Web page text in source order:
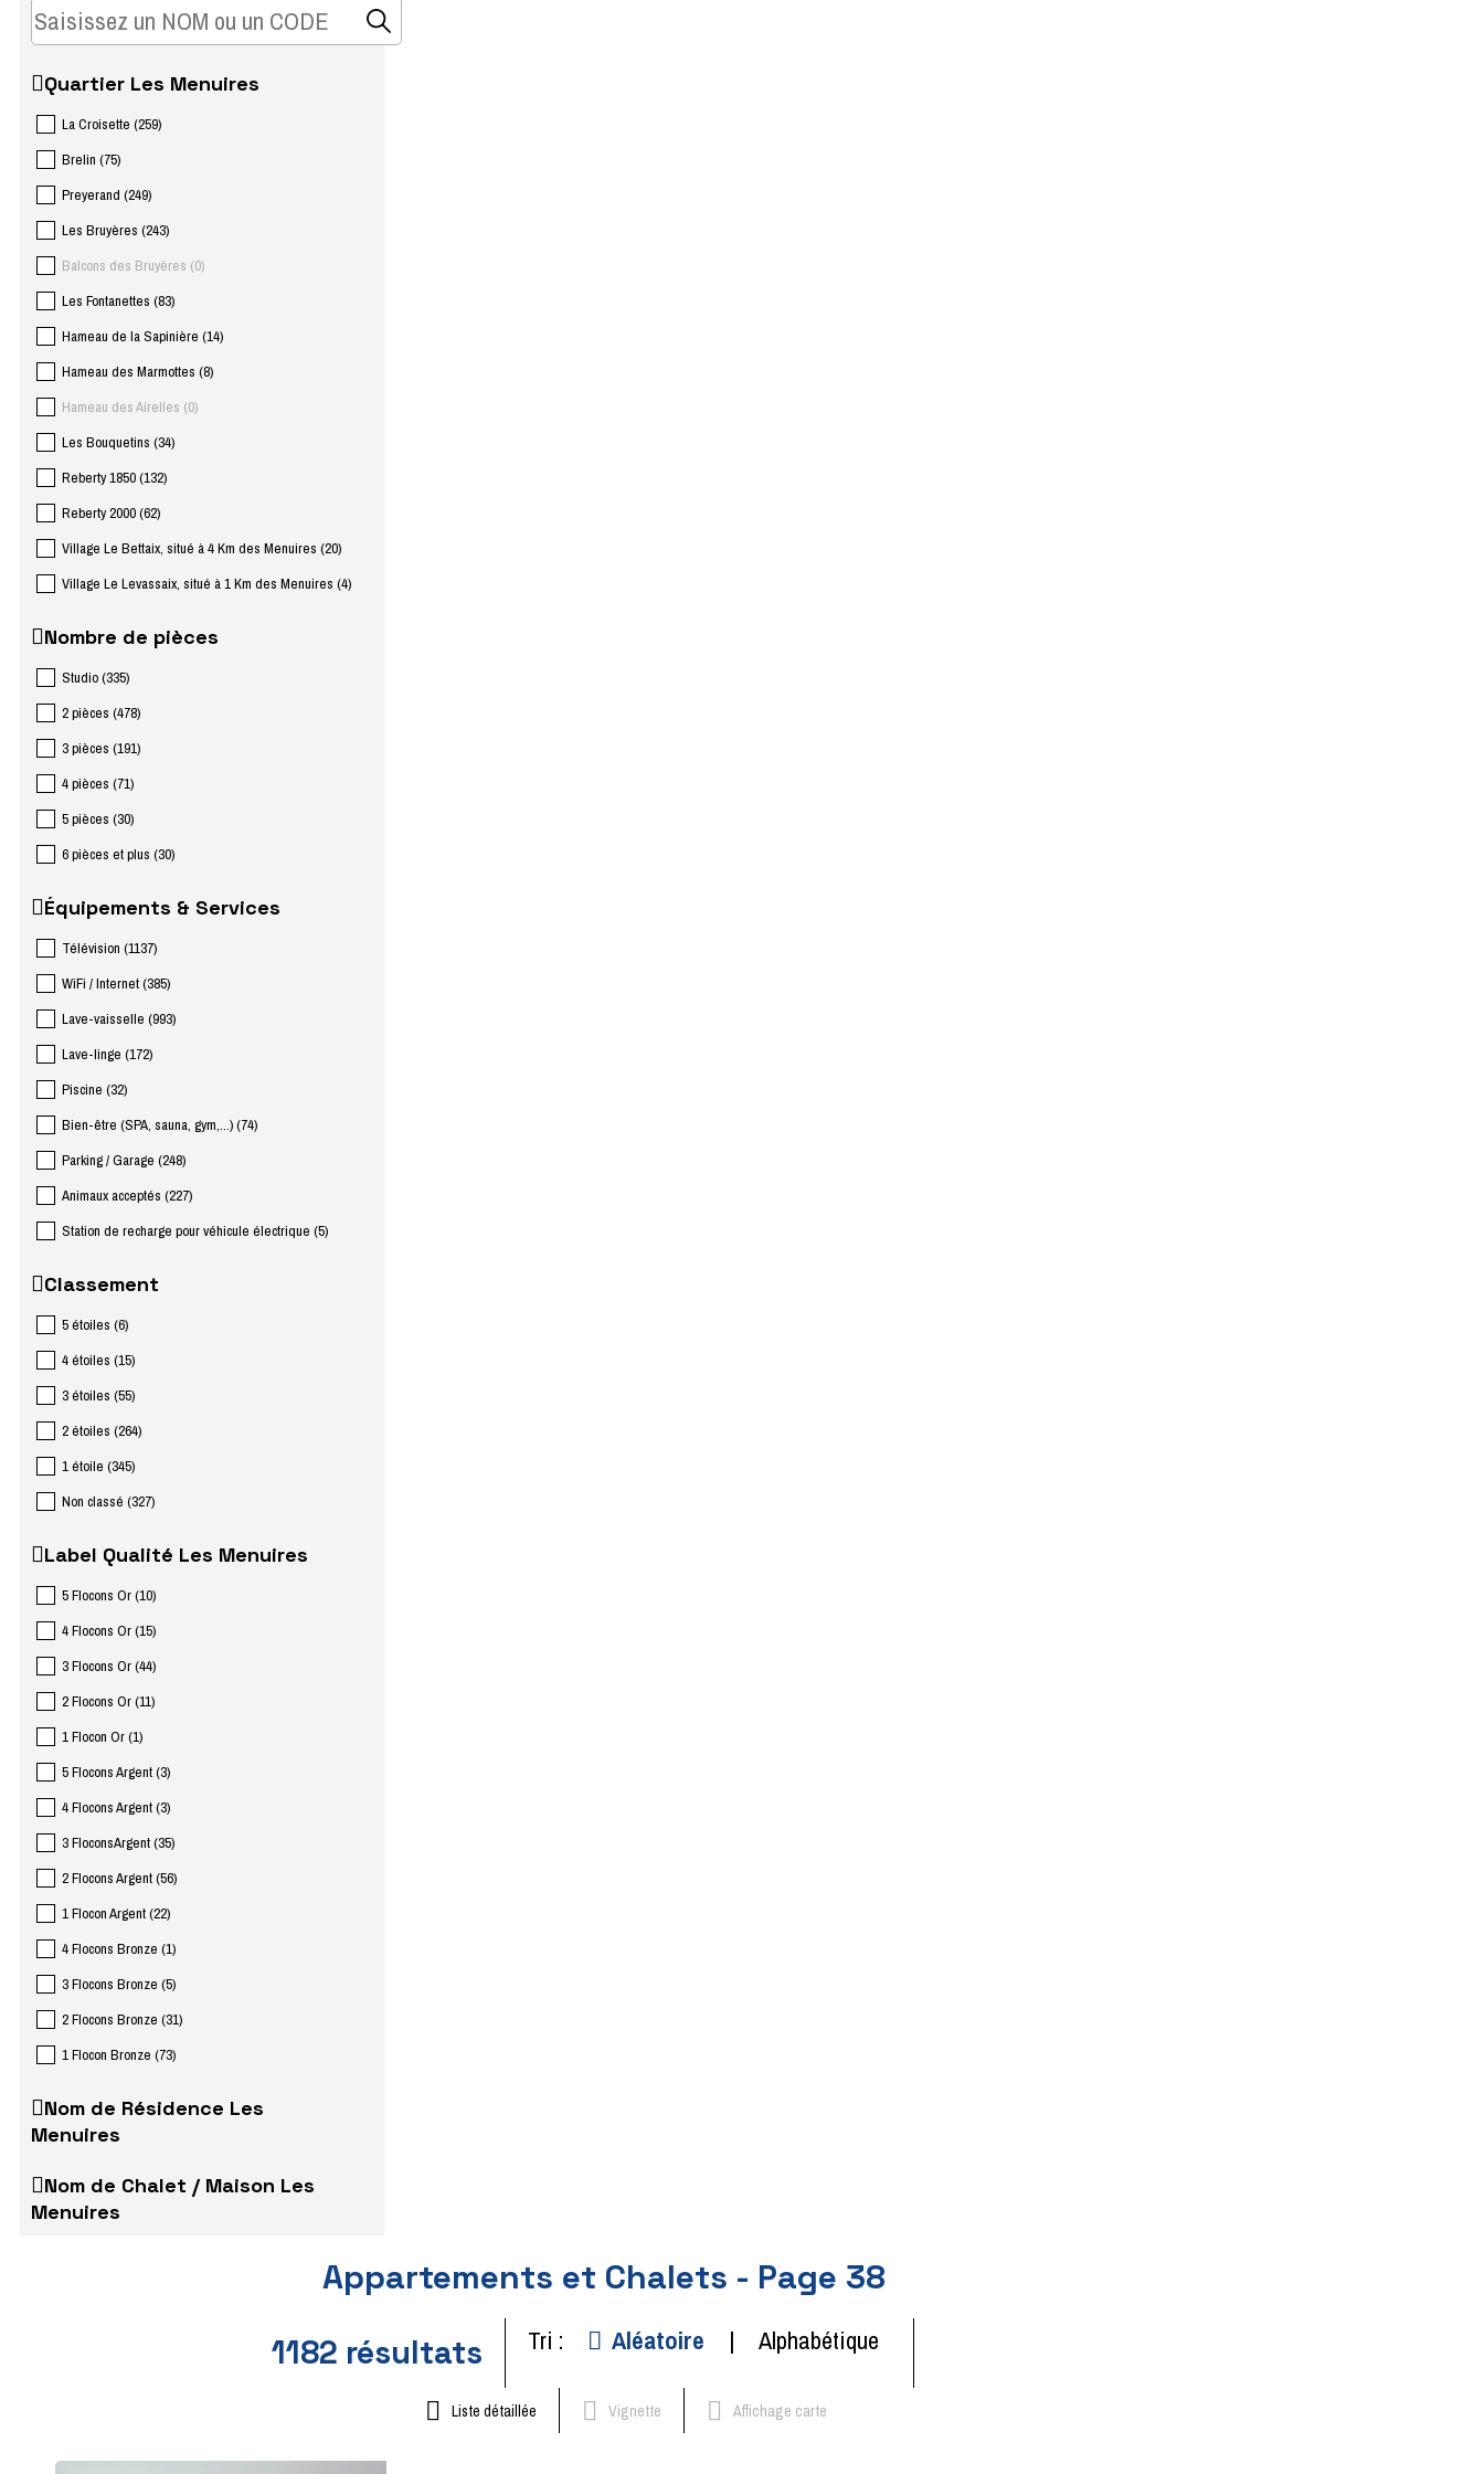
Quartier Les Menuires
La Croisette (259)
Brelin (75)
Preyerand (249)
Les Bruyères (243)
Balcons des Bruyères (0)
Les Fontanettes (83)
Hameau de la Sapinière (14)
Hameau des Marmottes (8)
Hameau des Airelles (0)
Les Bouquetins (34)
Reberty 1850(132)
Reberty 2000(62)
Village Le Bettaix, situé à 4 Km des Menuires (20)
Village Le Levassaix, situé à 1 Km des Menuires (4)
Nombre de pièces
Studio(335)
2 pièces (478)
3 pièces (191)
4 pièces (71)
5 pièces (30)
6 pièces et plus (30)
Équipements & Services
Télévision (1137)
WiFi / Internet(385)
Lave-vaisselle (993)
Lave-linge (172)
Piscine (32)
Bien-être (SPA, sauna, gym,...)(74)
Parking / Garage (248)
Animaux acceptés (227)
Station de recharge pour véhicule électrique (5)
Classement
5 étoiles (6)
4 étoiles (15)
3 étoiles (55)
2 étoiles (264)
1 étoile (345)
Non classé (327)
Label Qualité Les Menuires
5 Flocons Or(10)
4 Flocons Or(15)
3 Flocons Or(44)
2 Flocons Or(11)
1 Flocon Or(1)
5 Flocons Argent(3)
4 Flocons Argent(3)
3 FloconsArgent(35)
2 Flocons Argent(56)
1 Flocon Argent(22)
4 Flocons Bronze (1)
3 Flocons Bronze (5)
2 Flocons Bronze (31)
1 Flocon Bronze (73)
Nom de Résidence Les
Menuires
Nom de Chalet / Maison Les
Menuires
Appartements et Chalets - Page 38
Liste détaillée Vignette Affichage carte
1182 résultats Tri : Aléatoire Alphabétique